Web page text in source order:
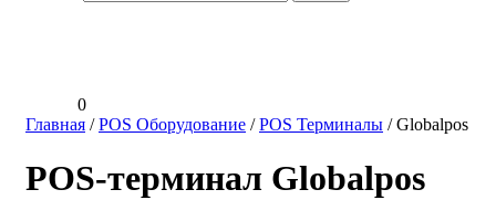
0
Главная /POS Оборудование /POS Терминалы /Globalpos
POS-терминал Globalpos